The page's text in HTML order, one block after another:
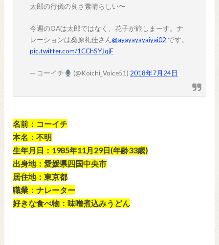
太郎の行儀の良さ素晴らしい〜
今週のOAは太郎ではなく、花子が旅しまーす。ナ
レーションは桑原礼佳さん@ayayayayaiyai02 です。
pic.twitter.com/1CChSYJqjF
— コーイチ (@Koichi_Voice51) 2018年7月24日
名前：コーイチ
本名：不明
生年月日：1985年11月29日(年齢33歳)
出身地：愛媛県四国中央市
居住地：東京都
職業：ナレーター
好きな食べ物：味噌煮込みうどん